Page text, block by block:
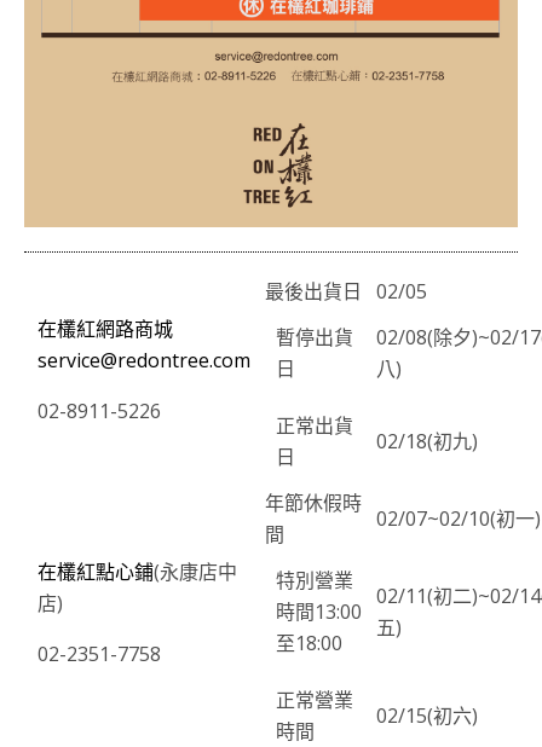
在欉紅網路商城
service@redontree.com
02-8911-5226
最後出貨日
02/05
暫停出貨
日
02/08(除夕)~02/
八)
正常出貨
日
02/18(初九)
在欉紅點心鋪(永康店中
店)
02-2351-7758
年節休假時
間
02/07~02/10(初一)
特別營業
時間13:00
至18:00
02/11(初二)~02/
五)
正常營業
時間
02/15(初六)